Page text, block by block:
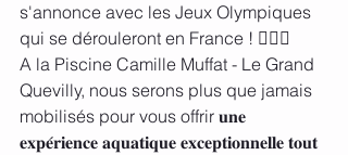
s'annonce avec les Jeux Olympiques
qui se dérouleront en France ! 🏊‍♀️🏅
A la Piscine Camille Muffat - Le Grand
Quevilly, nous serons plus que jamais
mobilisés pour vous offrir 𝐮𝐧𝐞
𝐞𝐱𝐩𝐞́𝐫𝐢𝐞𝐧𝐜𝐞 𝐚𝐪𝐮𝐚𝐭𝐢𝐪𝐮𝐞 𝐞𝐱𝐜𝐞𝐩𝐭𝐢𝐨𝐧𝐧𝐞𝐥𝐥𝐞 𝐭𝐨𝐮𝐭